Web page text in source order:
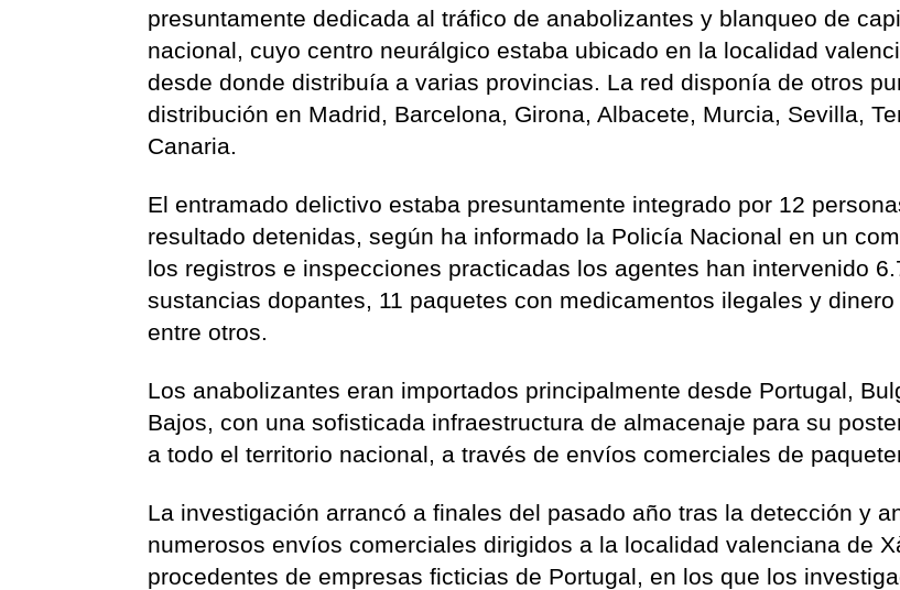
presuntamente dedicada al tráfico de anabolizantes y blanqueo de
nacional, cuyo centro neurálgico estaba ubicado en la localidad
desde donde distribuía a varias provincias. La red disponía de otros
distribución en Madrid, Barcelona, Girona, Albacete, Murcia, Sevilla,
Canaria.
El entramado delictivo estaba presuntamente integrado por 12
resultado detenidas, según ha informado la Policía Nacional en un
los registros e inspecciones practicadas los agentes han intervenido
sustancias dopantes, 11 paquetes con medicamentos ilegales y
entre otros.
Los anabolizantes eran importados principalmente desde Portugal,
Bajos, con una sofisticada infraestructura de almacenaje para su
a todo el territorio nacional, a través de envíos comerciales de
La investigación arrancó a finales del pasado año tras la detección y
numerosos envíos comerciales dirigidos a la localidad valenciana de
procedentes de empresas ficticias de Portugal, en los que los